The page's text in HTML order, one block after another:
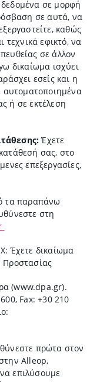
σε μορφή
σε αυτά, να
καθώς
τεχνικά εφικτό, να
σε άλλον
δικαίωμα ισχύει
εσείς και η
αυτοματοποιημένα
ή σε εκτέλεση
Έχετε
σας, στο
επεξεργασίες,
τα παραπάνω
στη
Έχετε δικαίωμα
Προστασίας
(www.dpa.gr).
Fax: +30 210
πρώτα στον
Alleop,
επιλύσουμε